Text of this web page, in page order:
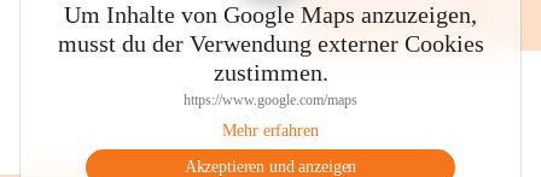
Um Inhalte von Google Maps anzuzeigen,
musst du der Verwendung externer Cookies
zustimmen.
https://www.google.com/maps
Mehr erfahren
Akzeptieren und anzeigen